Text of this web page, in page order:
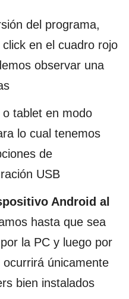
del programa,
en el cuadro rojo
observar una
tablet en modo
lo cual tenemos
de
USB
Android al
hasta que sea
la PC y luego por
únicamente
bien instalados